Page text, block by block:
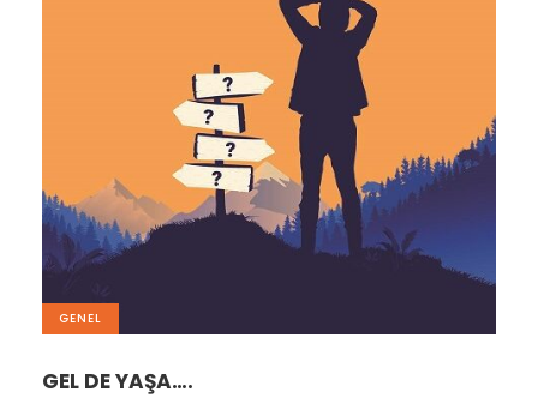
GENEL
GEL DE YAŞA….